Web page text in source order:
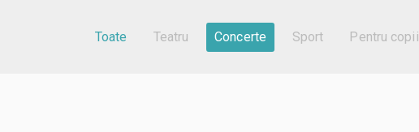
Toate Teatru Concerte Sport Pentru copii